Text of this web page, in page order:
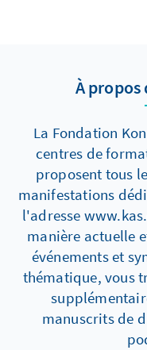
À
La Fondation
centres de
proposent tous
manifestations
l'adresse
manière actuelle
événements et
thématique, vous
manuscrits de